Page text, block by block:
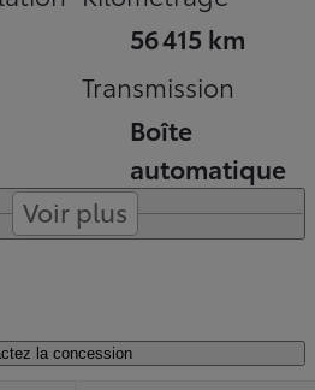
56 415 km
Transmission
Boîte
automatique
Voir plus
la concession